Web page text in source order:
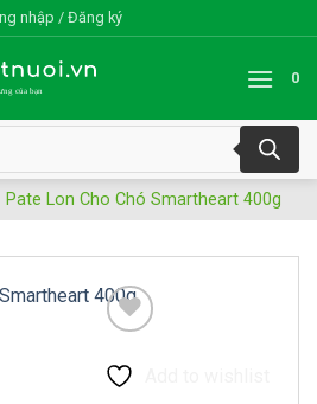
nhập / Đăng ký
0
Pate Lon Cho Chó Smartheart 400g